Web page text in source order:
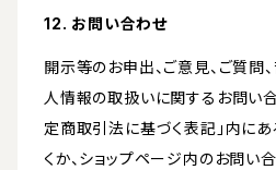
12. お問い合わせ
開示等のお申出、ご意見、ご質問
人情報の取扱いに関するお問い合
定商取引法に基づく表記」内に
くか、ショップページ内のお問い